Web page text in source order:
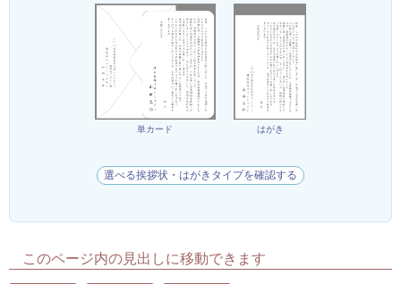
単カード はがき
選べる挨拶状・はがきタイプを確認する
このページ内の見出しに移動できます